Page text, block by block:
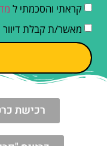
קראתי והסכמתי ל
מאשר/ת קבלת דיוור
רכישת